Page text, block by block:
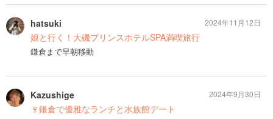
hatsuki
娘と行く！大磯プリンスホテルSPA満喫旅行
鎌倉まで早朝移動
2024年11月12日
Kazushige
🍷鎌倉で優雅なランチと水族館デート
2024年9月30日